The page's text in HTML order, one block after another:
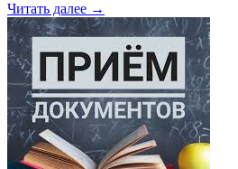
Читать далее →